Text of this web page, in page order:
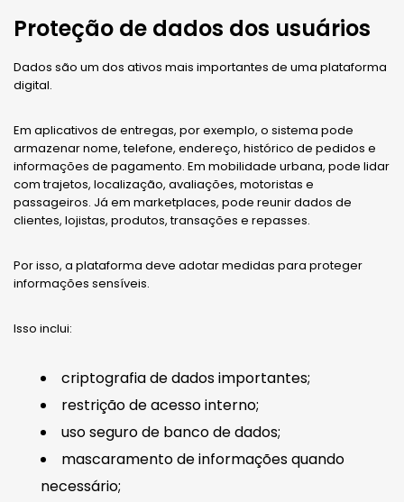
Proteção de dados dos usuários
Dados são um dos ativos mais importantes de uma plataforma
digital.
Em aplicativos de entregas, por exemplo, o sistema pode
armazenar nome, telefone, endereço, histórico de pedidos e
informações de pagamento. Em mobilidade urbana, pode lidar
com trajetos, localização, avaliações, motoristas e
passageiros. Já em marketplaces, pode reunir dados de
clientes, lojistas, produtos, transações e repasses.
Por isso, a plataforma deve adotar medidas para proteger
informações sensíveis.
Isso inclui:
criptografia de dados importantes;
restrição de acesso interno;
uso seguro de banco de dados;
mascaramento de informações quando
necessário;